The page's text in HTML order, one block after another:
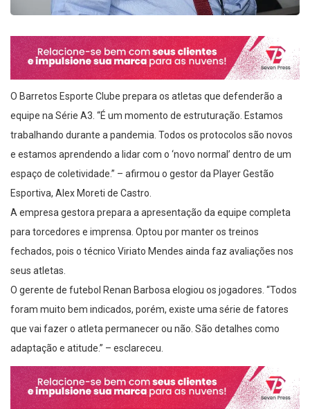
O Barretos Esporte Clube prepara os atletas que defenderão a
equipe na Série A3. “É um momento de estruturação. Estamos
trabalhando durante a pandemia. Todos os protocolos são novos
e estamos aprendendo a lidar com o ‘novo normal’ dentro de um
espaço de coletividade.” – afirmou o gestor da Player Gestão
Esportiva, Alex Moreti de Castro.
A empresa gestora prepara a apresentação da equipe completa
para torcedores e imprensa. Optou por manter os treinos
fechados, pois o técnico Viriato Mendes ainda faz avaliações nos
seus atletas.
O gerente de futebol Renan Barbosa elogiou os jogadores. “Todos
foram muito bem indicados, porém, existe uma série de fatores
que vai fazer o atleta permanecer ou não. São detalhes como
adaptação e atitude.” – esclareceu.